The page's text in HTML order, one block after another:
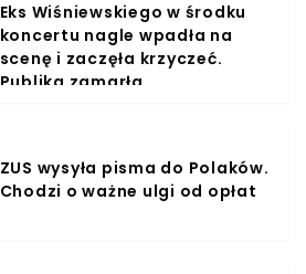
Eks Wiśniewskiego w środku
koncertu nagle wpadła na
scenę i zaczęła krzyczeć.
Publika zamarła
ZUS wysyła pisma do Polaków.
Chodzi o ważne ulgi od opłat